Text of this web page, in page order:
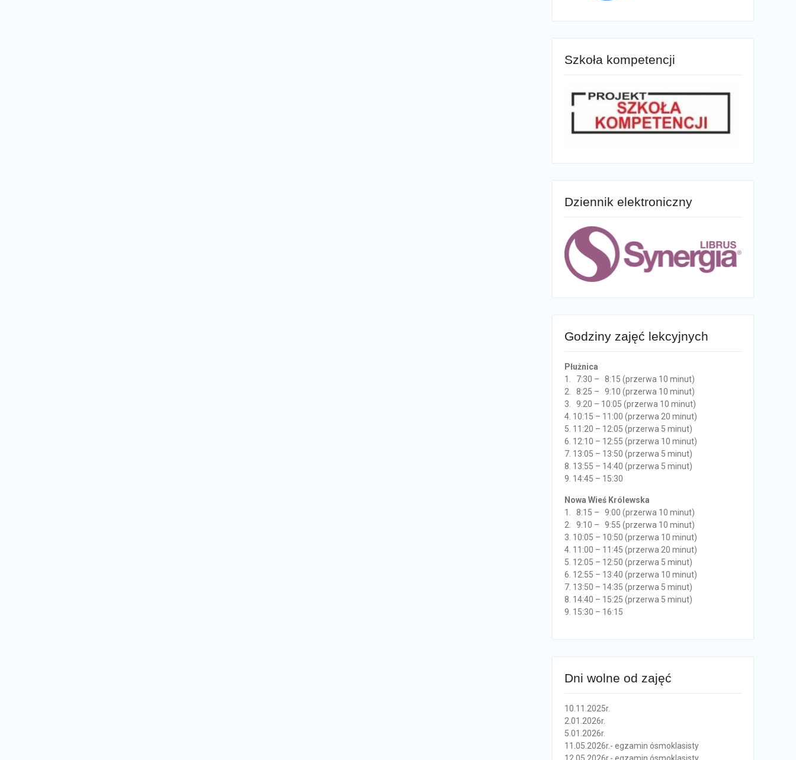
Szkoła kompetencji
Dziennik elektroniczny
Godziny zajęć lekcyjnych
Płużnica
1. 7:30 – 8:15 (przerwa 10 minut)
2. 8:25 – 9:10 (przerwa 10 minut)
3. 9:20 – 10:05 (przerwa 10 minut)
4. 10:15 – 11:00 (przerwa 20 minut)
5. 11:20 – 12:05 (przerwa 5 minut)
6. 12:10 – 12:55 (przerwa 10 minut)
7. 13:05 – 13:50 (przerwa 5 minut)
8. 13:55 – 14:40 (przerwa 5 minut)
9. 14:45 – 15:30
Nowa Wieś Królewska
1. 8:15 – 9:00 (przerwa 10 minut)
2. 9:10 – 9:55 (przerwa 10 minut)
3. 10:05 – 10:50 (przerwa 10 minut)
4. 11:00 – 11:45 (przerwa 20 minut)
5. 12:05 – 12:50 (przerwa 5 minut)
6. 12:55 – 13:40 (przerwa 10 minut)
7. 13:50 – 14:35 (przerwa 5 minut)
8. 14:40 – 15:25 (przerwa 5 minut)
9. 15:30 – 16:15
Dni wolne od zajęć
10.11.2025r.
2.01.2026r.
5.01.2026r.
11.05.2026r.- egzamin ósmoklasisty